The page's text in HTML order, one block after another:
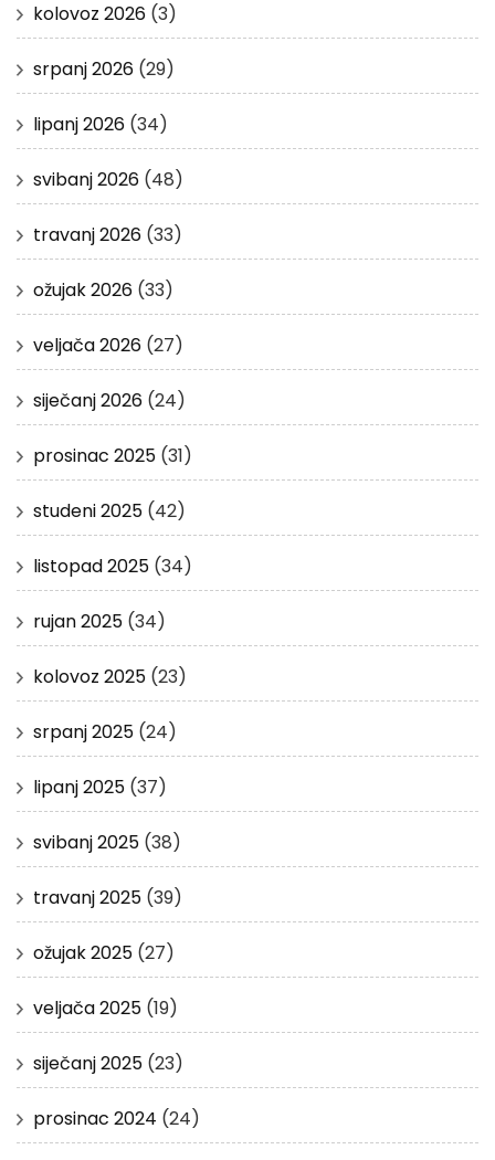
kolovoz 2026 (3)
srpanj 2026 (29)
lipanj 2026 (34)
svibanj 2026 (48)
travanj 2026 (33)
ožujak 2026 (33)
veljača 2026 (27)
siječanj 2026 (24)
prosinac 2025 (31)
studeni 2025 (42)
listopad 2025 (34)
rujan 2025 (34)
kolovoz 2025 (23)
srpanj 2025 (24)
lipanj 2025 (37)
svibanj 2025 (38)
travanj 2025 (39)
ožujak 2025 (27)
veljača 2025 (19)
siječanj 2025 (23)
prosinac 2024 (24)